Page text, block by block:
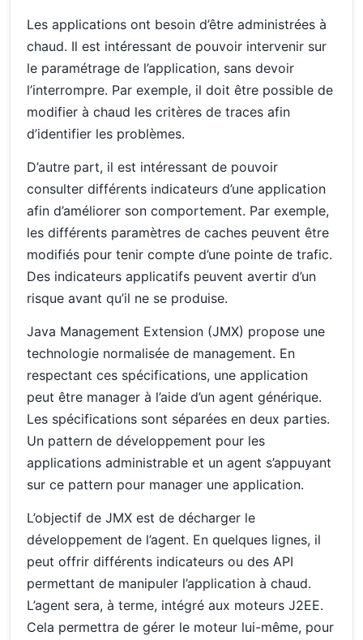
Les applications ont besoin d’être administrées à
chaud. Il est intéressant de pouvoir intervenir sur
le paramétrage de l’application, sans devoir
l’interrompre. Par exemple, il doit être possible de
modifier à chaud les critères de traces afin
d’identifier les problèmes.
D’autre part, il est intéressant de pouvoir
consulter différents indicateurs d’une application
afin d’améliorer son comportement. Par exemple,
les différents paramètres de caches peuvent être
modifiés pour tenir compte d’une pointe de trafic.
Des indicateurs applicatifs peuvent avertir d’un
risque avant qu’il ne se produise.
Java Management Extension (JMX) propose une
technologie normalisée de management. En
respectant ces spécifications, une application
peut être manager à l’aide d’un agent générique.
Les spécifications sont séparées en deux parties.
Un pattern de développement pour les
applications administrable et un agent s’appuyant
sur ce pattern pour manager une application.
L’objectif de JMX est de décharger le
développement de l’agent. En quelques lignes, il
peut offrir différents indicateurs ou des API
permettant de manipuler l’application à chaud.
L’agent sera, à terme, intégré aux moteurs J2EE.
Cela permettra de gérer le moteur lui-même, pour